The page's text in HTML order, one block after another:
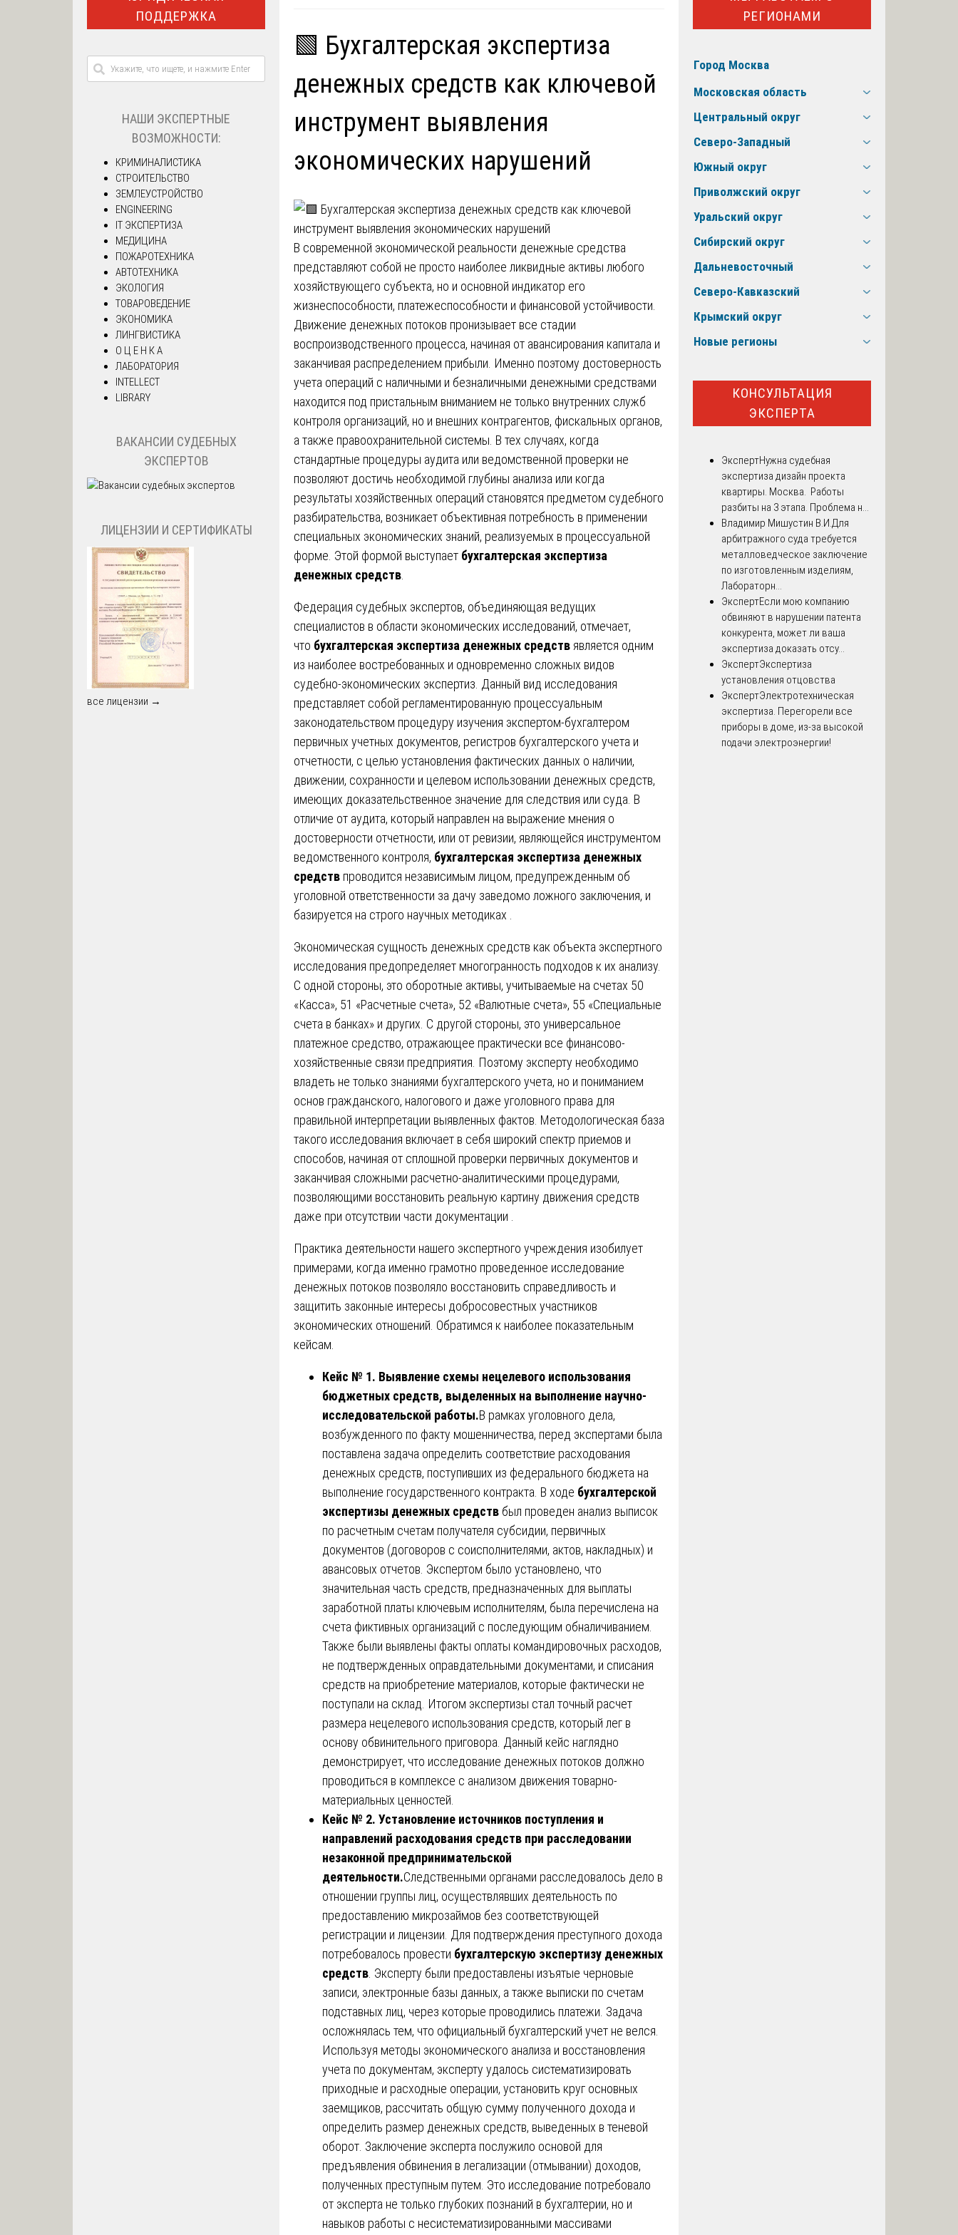
🟩 Бухгалтерская экспертиза
денежных средств как ключевой
инструмент выявления
экономических нарушений
В современной экономической реальности денежные средства
представляют собой не просто наиболее ликвидные активы любого
хозяйствующего субъекта, но и основной индикатор его
жизнеспособности, платежеспособности и финансовой устойчивости.
Движение денежных потоков пронизывает все стадии
воспроизводственного процесса, начиная от авансирования капитала и
заканчивая распределением прибыли. Именно поэтому достоверность
учета операций с наличными и безналичными денежными средствами
находится под пристальным вниманием не только внутренних служб
контроля организаций, но и внешних контрагентов, фискальных органов,
а также правоохранительной системы. В тех случаях, когда
стандартные процедуры аудита или ведомственной проверки не
позволяют достичь необходимой глубины анализа или когда
результаты хозяйственных операций становятся предметом судебного
разбирательства, возникает объективная потребность в применении
специальных экономических знаний, реализуемых в процессуальной
форме. Этой формой выступает бухгалтерская экспертиза
денежных средств
Федерация судебных экспертов, объединяющая ведущих
специалистов в области экономических исследований, отмечает,
что бухгалтерская экспертиза денежных средств является одним
из наиболее востребованных и одновременно сложных видов
судебно-экономических экспертиз. Данный вид исследования
представляет собой регламентированную процессуальным
законодательством процедуру изучения экспертом-бухгалтером
первичных учетных документов, регистров бухгалтерского учета и
отчетности, с целью установления фактических данных о наличии,
движении, сохранности и целевом использовании денежных средств,
имеющих доказательственное значение для следствия или суда. В
отличие от аудита, который направлен на выражение мнения о
достоверности отчетности, или от ревизии, являющейся инструментом
ведомственного контроля, бухгалтерская экспертиза денежных
средств проводится независимым лицом, предупрежденным об
уголовной ответственности за дачу заведомо ложного заключения, и
базируется на строго научных методиках .
Экономическая сущность денежных средств как объекта экспертного
исследования предопределяет многогранность подходов к их анализу.
С одной стороны, это оборотные активы, учитываемые на счетах 50
«Касса», 51 «Расчетные счета», 52 «Валютные счета», 55 «Специальные
счета в банках» и других. С другой стороны, это универсальное
платежное средство, отражающее практически все финансово-
хозяйственные связи предприятия. Поэтому эксперту необходимо
владеть не только знаниями бухгалтерского учета, но и пониманием
основ гражданского, налогового и даже уголовного права для
правильной интерпретации выявленных фактов. Методологическая база
такого исследования включает в себя широкий спектр приемов и
способов, начиная от сплошной проверки первичных документов и
заканчивая сложными расчетно-аналитическими процедурами,
позволяющими восстановить реальную картину движения средств
даже при отсутствии части документации .
Практика деятельности нашего экспертного учреждения изобилует
примерами, когда именно грамотно проведенное исследование
денежных потоков позволяло восстановить справедливость и
защитить законные интересы добросовестных участников
экономических отношений. Обратимся к наиболее показательным
кейсам.
Кейс № 1. Выявление схемы нецелевого использования
бюджетных средств, выделенных на выполнение научно-
исследовательской работы.В рамках уголовного дела,
возбужденного по факту мошенничества, перед экспертами была
поставлена задача определить соответствие расходования
денежных средств, поступивших из федерального бюджета на
выполнение государственного контракта. В ходе бухгалтерской
экспертизы денежных средств был проведен анализ выписок
по расчетным счетам получателя субсидии, первичных
документов (договоров с соисполнителями, актов, накладных) и
авансовых отчетов. Экспертом было установлено, что
значительная часть средств, предназначенных для выплаты
заработной платы ключевым исполнителям, была перечислена на
счета фиктивных организаций с последующим обналичиванием.
Также были выявлены факты оплаты командировочных расходов,
не подтвержденных оправдательными документами, и списания
средств на приобретение материалов, которые фактически не
поступали на склад. Итогом экспертизы стал точный расчет
размера нецелевого использования средств, который лег в
основу обвинительного приговора. Данный кейс наглядно
демонстрирует, что исследование денежных потоков должно
проводиться в комплексе с анализом движения товарно-
материальных ценностей.
Кейс № 2. Установление источников поступления и
направлений расходования средств при расследовании
незаконной предпринимательской
деятельности.Следственными органами расследовалось дело в
отношении группы лиц, осуществлявших деятельность по
предоставлению микрозаймов без соответствующей
регистрации и лицензии. Для подтверждения преступного дохода
потребовалось провести бухгалтерскую экспертизу денежных
средств . Эксперту были предоставлены изъятые черновые
записи, электронные базы данных, а также выписки по счетам
подставных лиц, через которые проводились платежи. Задача
осложнялась тем, что официальный бухгалтерский учет не велся.
Используя методы экономического анализа и восстановления
учета по документам, эксперту удалось систематизировать
приходные и расходные операции, установить круг основных
заемщиков, рассчитать общую сумму полученного дохода и
определить размер денежных средств, выведенных в теневой
оборот. Заключение эксперта послужило основой для
предъявления обвинения в легализации (отмывании) доходов,
полученных преступным путем. Это исследование потребовало
от эксперта не только глубоких познаний в бухгалтерии, но и
навыков работы с несистематизированными массивами
ПОДДЕРЖКА
НАШИ ЭКСПЕРТНЫЕ
ВОЗМОЖНОСТИ:
КРИМИНАЛИСТИКА
СТРОИТЕЛЬСТВО
ЗЕМЛЕУСТРОЙСТВО
ENGINEERING
IT ЭКСПЕРТИЗА
МЕДИЦИНА
ПОЖАРОТЕХНИКА
АВТОТЕХНИКА
ЭКОЛОГИЯ
ТОВАРОВЕДЕНИЕ
ЭКОНОМИКА
ЛИНГВИСТИКА
О Ц Е Н К А
ЛАБОРАТОРИЯ
INTELLECT
LIBRARY
ВАКАНСИИ СУДЕБНЫХ
ЭКСПЕРТОВ
ЛИЦЕНЗИИ И СЕРТИФИКАТЫ
все лицензии →
РЕГИОНАМИ
Город Москва
Московская область
Центральный округ
Северо-Западный
Южный округ
Приволжский округ
Уральский округ
Сибирский округ
Дальневосточный
Северо-Кавказский
Крымский округ
Новые регионы
КОНСУЛЬТАЦИЯ
ЭКСПЕРТА
ЭкспертНужна судебная
экспертиза дизайн проекта
квартиры. Москва. Работы
разбиты на 3 этапа. Проблема н...
Владимир Мишустин В.И.Для
арбитражного суда требуется
металловедческое заключение
по изготовленным изделиям,
Лабораторн...
ЭкспертЕсли мою компанию
обвиняют в нарушении патента
конкурента, может ли ваша
экспертиза доказать отсу...
ЭкспертЭкспертиза
установления отцовства
ЭкспертЭлектротехническая
экспертиза. Перегорели все
приборы в доме, из-за высокой
подачи электроэнергии!